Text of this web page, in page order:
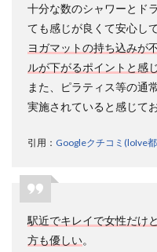
十分な数のシャワーとド
ても感じが良くて安心し
ヨガマットの持ち込みが
ルが下がるポイントと感
また、ピラティス等の通
実施されていると感じて
引用： Googleクチコミ(loIve
駅近でキレイで女性だけ
方も優しい。